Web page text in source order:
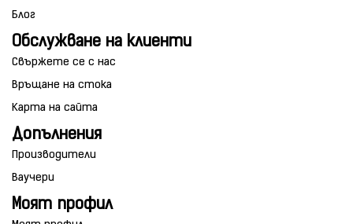
Блог
Обслужване на клиенти
Свържете се с нас
Връщане на стока
Карта на сайта
Допълнения
Производители
Ваучери
Моят профил